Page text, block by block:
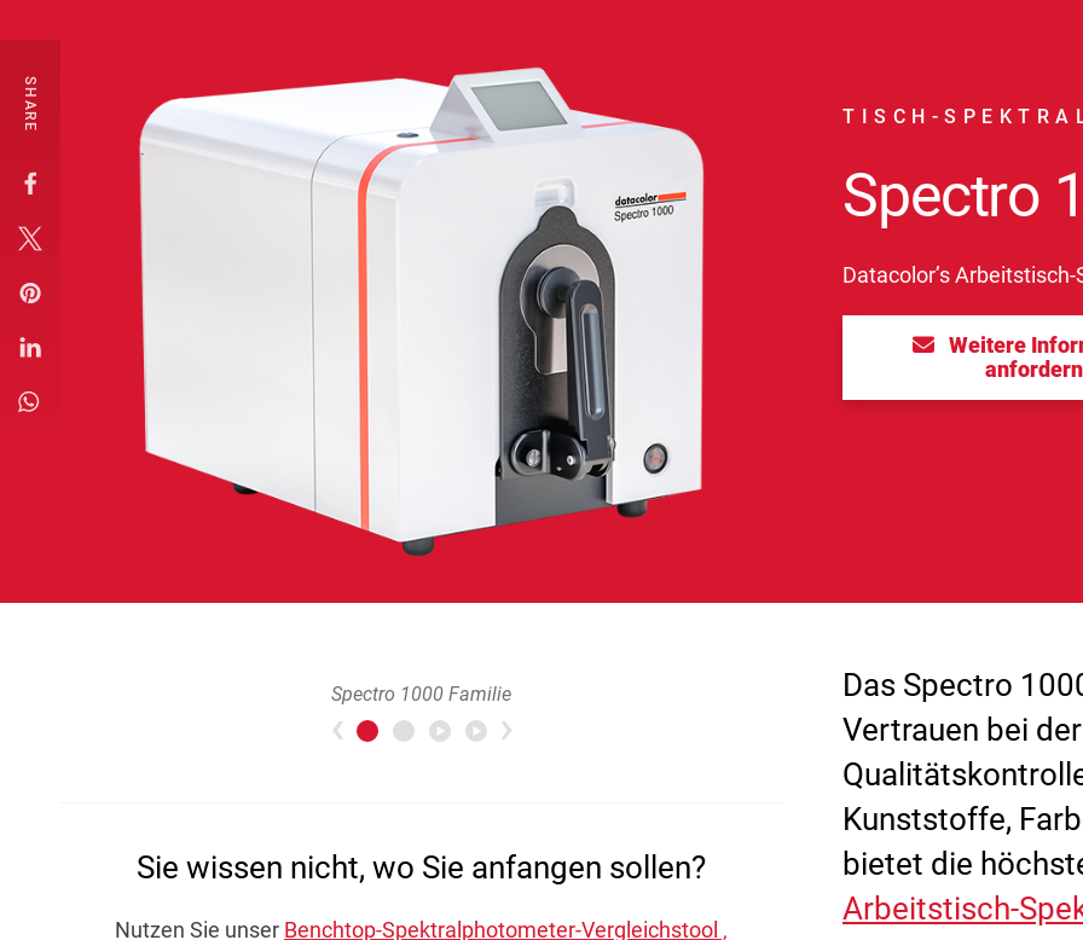
SHARE
Spectro 1000 Familie
Previous>Next
TISCH-
Spectro
Datacolor’s
Weitere
anfordern
Sie wissen nicht, wo Sie anfangen sollen?
Nutzen Sie unser Benchtop-Spektralphotometer-Vergleichstool ‚
Das Spectro
Vertrauen bei
Kunststoffe,
bietet die
Arbeitstisch-